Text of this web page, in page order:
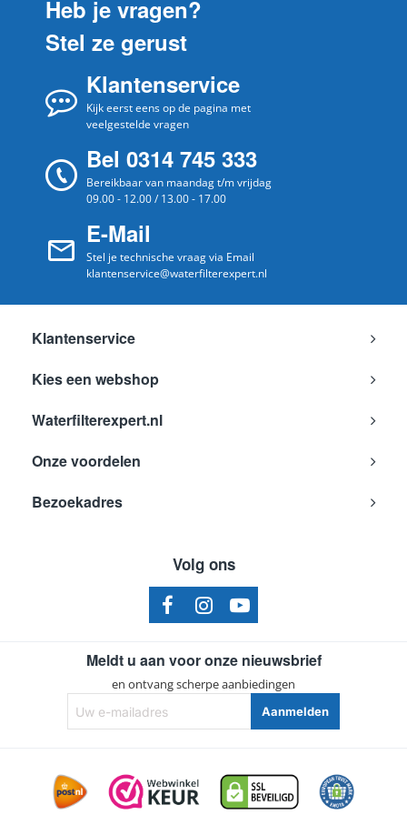
Heb je vragen?
Stel ze gerust
Klantenservice
Kijk eerst eens op de pagina met
veelgestelde vragen
Bel 0314 745 333
Bereikbaar van maandag t/m vrijdag
09.00 - 12.00 / 13.00 - 17.00
E-Mail
Stel je technische vraag via Email
klantenservice@waterfilterexpert.nl
Klantenservice
Kies een webshop
Waterfilterexpert.nl
Onze voordelen
Bezoekadres
Volg ons
Meldt u aan voor onze nieuwsbrief
en ontvang scherpe aanbiedingen
e-
mailadres
Aanmelden